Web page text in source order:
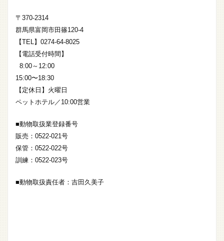
〒370-2314
群馬県富岡市田篠120-4
【TEL】0274-64-8025
【電話受付時間】
8:00～12:00
15:00〜18:30
【定休日】火曜日
ペットホテル／10:00営業
■動物取扱業登録番号
販売：0522-021号
保管：0522-022号
訓練：0522-023号
■動物取扱責任者：吉田久美子